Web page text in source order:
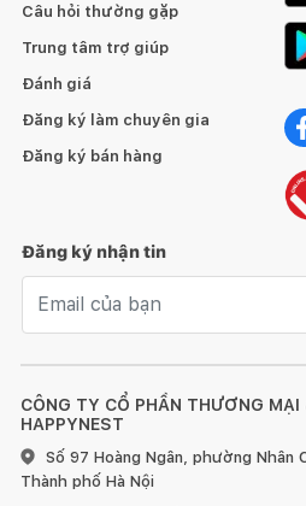
CÔNG TY CỔ PHẦN THƯƠNG MẠI
HAPPYNEST
Số 97 Hoàng Ngân, phường Nhân
Thành phố Hà Nội
Câu hỏi thường gặp
Trung tâm trợ giúp
Đánh giá
Đăng ký làm chuyên gia
Đăng ký bán hàng
Đăng ký nhận tin